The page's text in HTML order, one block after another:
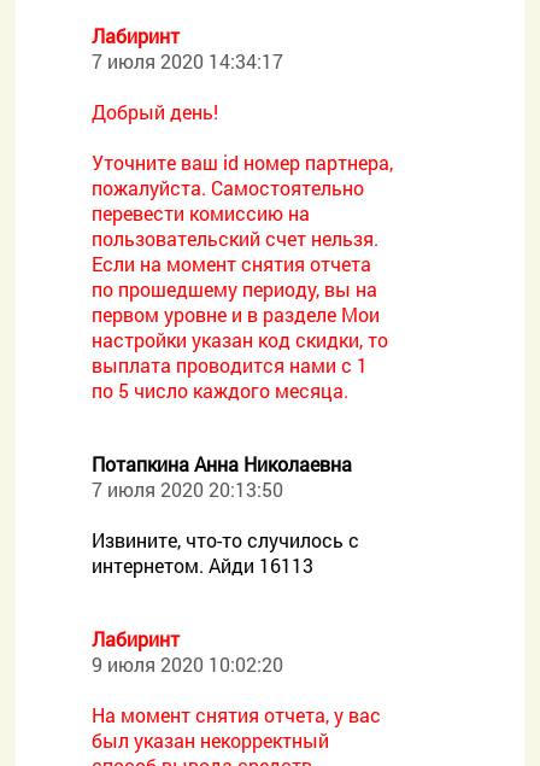
Лабиринт
7 июля 2020 14:34:17
Добрый день!
Уточните ваш id номер партнера,
пожалуйста. Самостоятельно
перевести комиссию на
пользовательский счет нельзя.
Если на момент снятия отчета
по прошедшему периоду, вы на
первом уровне и в разделе Мои
настройки указан код скидки, то
выплата проводится нами с 1
по 5 число каждого месяца.
Потапкина Анна Николаевна
7 июля 2020 20:13:50
Извините, что-то случилось с
интернетом. Айди 16113
Лабиринт
9 июля 2020 10:02:20
На момент снятия отчета, у вас
был указан некорректный